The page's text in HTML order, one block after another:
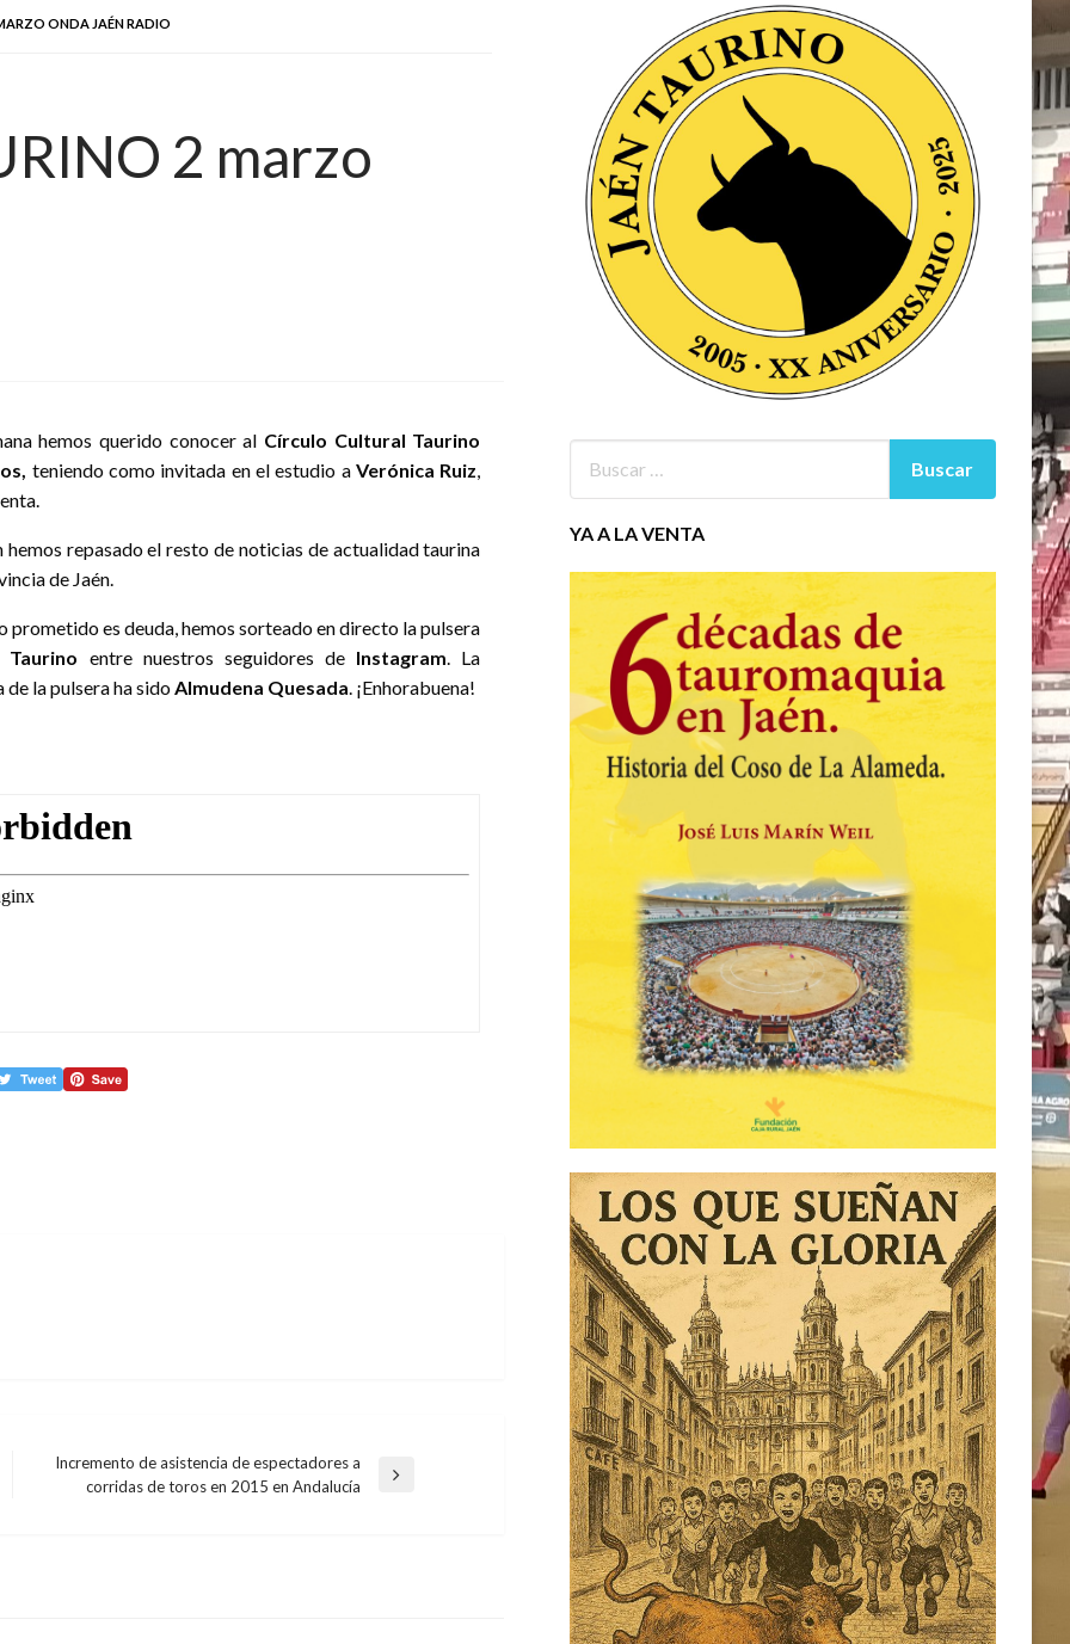
ONDA JAÉN RADIO
2 marzo
hemos querido conocer al Círculo Cultural Taurino
teniendo como invitada en el estudio aVerónica Ruiz,
hemos repasado el resto de noticias de actualidad taurina
de Jaén.
prometido es deuda, hemos sorteado en directo la pulsera
Taurino entre nuestros seguidores de Instagram. La
de la pulsera ha sidoAlmudena Quesada. ¡Enhorabuena!
Entrada
Incremento de asistencia de espectadores a
corridas de toros en 2015 en Andalucía
YA A LA VENTA